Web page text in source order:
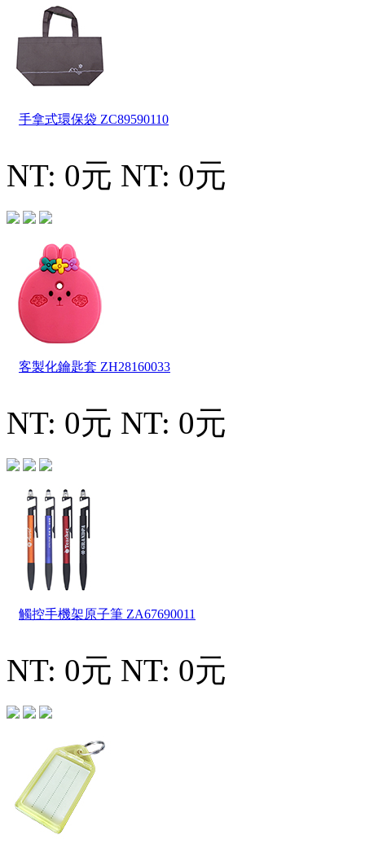
手拿式環保袋 ZC89590110
NT: 0元 NT: 0元
客製化鑰匙套 ZH28160033
NT: 0元 NT: 0元
觸控手機架原子筆 ZA67690011
NT: 0元 NT: 0元